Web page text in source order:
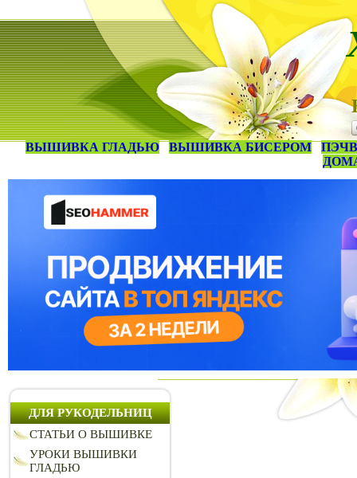
ВЫШИВКА ГЛАДЬЮ ВЫШИВКА БИСЕРОМ
ДЛЯ РУКОДЕЛЬНИЦ
СТАТЬИ О ВЫШИВКЕ
УРОКИ ВЫШИВКИ
ГЛАДЬЮ